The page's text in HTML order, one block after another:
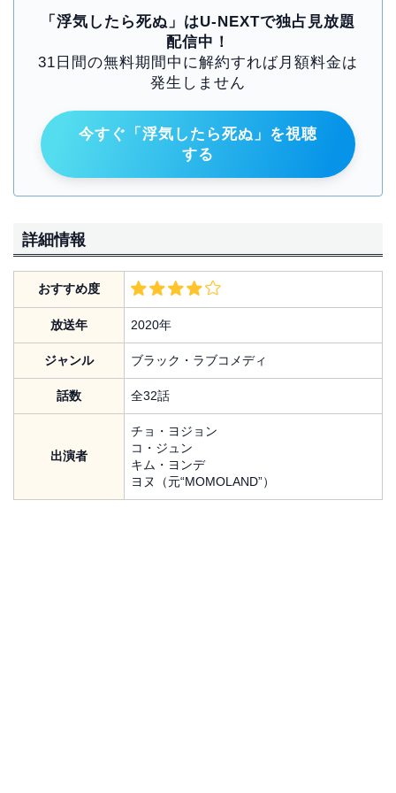
「浮気したら死ぬ」はU-NEXTで独占見放題
配信中！
31日間の無料期間中に解約すれば月額料金は
発生しません
今すぐ「浮気したら死ぬ」を視聴
する
詳細情報
おすすめ度
放送年 2020年
ジャンル ブラック・ラブコメディ
話数 全32話
出演者
チョ・ヨジョン
コ・ジュン
キム・ヨンデ
ヨヌ（元“MOMOLAND”）